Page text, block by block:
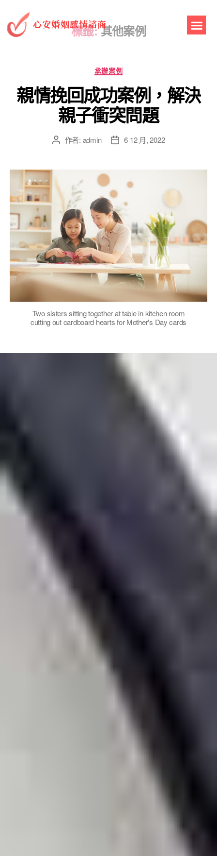
心安婚姻感情諮商
標籤: 其他案例
承辦案例
親情挽回成功案例，解決
親子衝突問題
作者: admin 6 12 月, 2022
Two sisters sitting together at table in kitchen room
cutting out cardboard hearts for Mother's Day cards